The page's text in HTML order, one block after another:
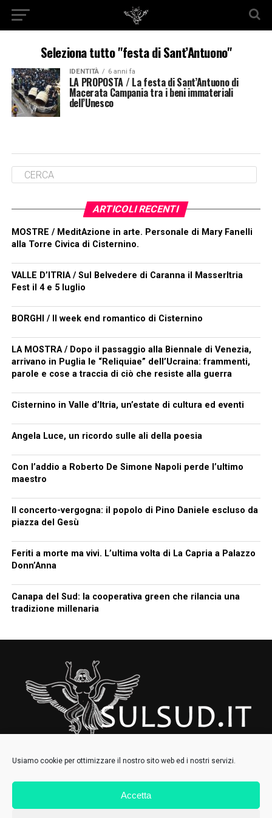
Usiamo cookie per ottimizzare il nostro sito web ed i nostri servizi.
Accetta
Seleziona tutto "festa di Sant’Antuono"
IDENTITÀ 6 anni fa
LA PROPOSTA / La festa di Sant’Antuono di
Macerata Campania tra i beni immateriali
dell’Unesco
ARTICOLI RECENTI
MOSTRE / MeditAzione in arte. Personale di Mary Fanelli
alla Torre Civica di Cisternino.
VALLE D’ITRIA / Sul Belvedere di Caranna il MasserItria
Fest il 4 e 5 luglio
BORGHI / Il week end romantico di Cisternino
LA MOSTRA / Dopo il passaggio alla Biennale di Venezia,
arrivano in Puglia le “Reliquiae” dell’Ucraina: frammenti,
parole e cose a traccia di ciò che resiste alla guerra
Cisternino in Valle d’Itria, un’estate di cultura ed eventi
Angela Luce, un ricordo sulle ali della poesia
Con l’addio a Roberto De Simone Napoli perde l’ultimo
maestro
Il concerto-vergogna: il popolo di Pino Daniele escluso da
piazza del Gesù
Feriti a morte ma vivi. L’ultima volta di La Capria a Palazzo
Donn’Anna
Canapa del Sud: la cooperativa green che rilancia una
tradizione millenaria